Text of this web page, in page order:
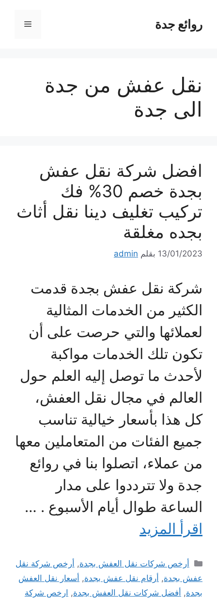
المحتوىروائع جدة القائمة
نقل عفش من جدة
الى جدة
افضل شركة نقل عفش
بجدة خصم 30% فك
تركيب تغليف دينا نقل أثاث
بجده مغلقة
13/01/2023 بقلم admin
شركة نقل عفش بجدة قدمت
الكثير من الخدمات المثالية
لعملائها والتي حرصت على أن
تكون تلك الخدمات مواكبة
لأحدث ما توصل إليه العلم حول
العالم في مجال نقل العفش،
كل هذا بأسعار خيالية تناسب
جميع الفئات من المتعاملين معها
من عملاء، اتصلوا بنا في روائع
جدة ولا تترددوا على مدار
الساعة طوال أيام الأسبوع . …
اقرأ المزيد
التصنيفات
أرخص شركات نقل العفش بجدة, أرخص شركة نقل
عفش بجدة, أرقام نقل عفش بجدة, أسعار نقل العفش
بجدة, أفضل شركات نقل العفش بجدة, ارخص شركة